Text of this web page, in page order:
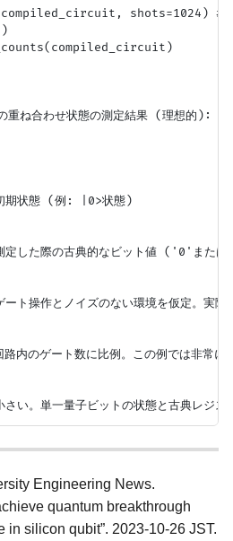
shots=1024) #
重ね合わせ状態の測定結果 (理想的):
期状態 (例: |0>状態)
した際の古典的なビット値 ('0'また
操作とノイズのない環境を仮定。実際
のゲート数に比例。この例では非常に
Engineering News.
quantum breakthrough
in silicon qubit”. 2023-10-26 JST.